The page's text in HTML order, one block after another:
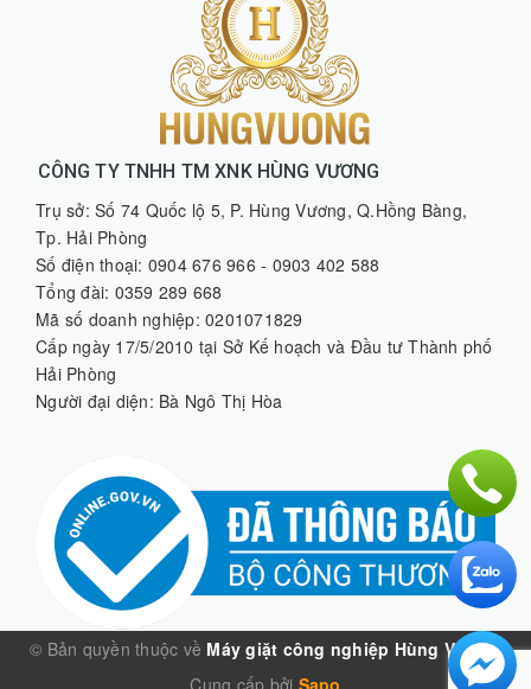
CÔNG TY TNHH TM XNK HÙNG VƯƠNG
Trụ sở: Số 74 Quốc lộ 5, P. Hùng Vương, Q.Hồng Bàng,
Tp. Hải Phòng
Số điện thoại: 0904 676 966 - 0903 402 588
Tổng đài: 0359 289 668
Mã số doanh nghiệp: 0201071829
Cấp ngày 17/5/2010 tại Sở Kế hoạch và Đầu tư Thành phố
Hải Phòng
Người đại diện: Bà Ngô Thị Hòa
© Bản quyền thuộc về Máy giặt công nghiệp Hùng Vương